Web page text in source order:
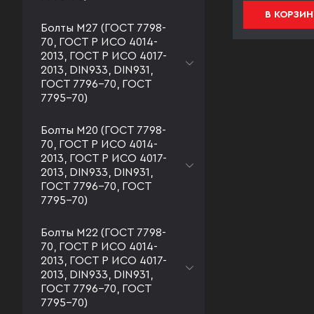
Болты М27 (ГОСТ 7798-
70, ГОСТ Р ИСО 4014-
2013, ГОСТ Р ИСО 4017-
2013, DIN933, DIN931,
ГОСТ 7796-70, ГОСТ
7795-70)
Болты М20 (ГОСТ 7798-
70, ГОСТ Р ИСО 4014-
2013, ГОСТ Р ИСО 4017-
2013, DIN933, DIN931,
ГОСТ 7796-70, ГОСТ
7795-70)
Болты М22 (ГОСТ 7798-
70, ГОСТ Р ИСО 4014-
2013, ГОСТ Р ИСО 4017-
2013, DIN933, DIN931,
ГОСТ 7796-70, ГОСТ
7795-70)
В